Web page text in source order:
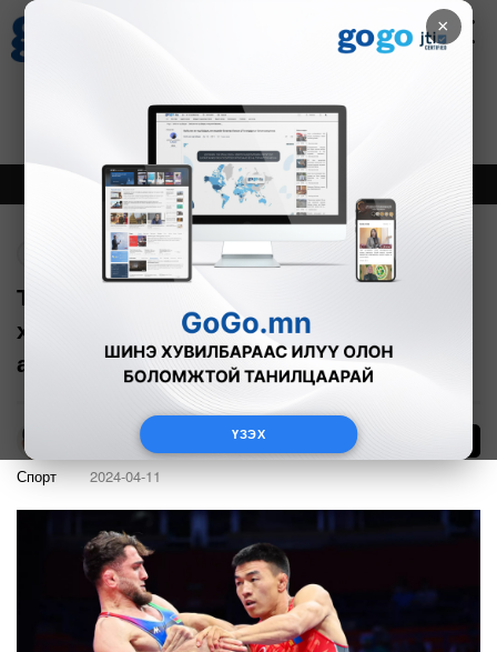
×
ҮЗЭХ
Зурхай
8.08
Онцлох Шинэ
Т.Тулга чөлөөт бөхийн Азийн аваргаас
хоёр жил дараалан мөнгөн медаль
авлаа
А.Эрхэмбаяр 1529
Спорт 2024-04-11